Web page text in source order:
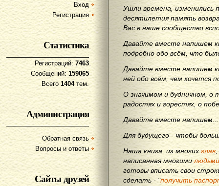
Вход
Регистрация
Статистика
Регистраций: 7463
Сообщений:159065
Всего 1404тем.
Администрация
Обратная связь
Вопросы и ответы
Сайты друзей
Ушли времена, изменились
десятилетия память
Вас в наше сообщество
Давайте вместе напишем
подробно обо всём, что
Давайте вместе напишем
ней обо всём, чем хочется
О значимом и будничном, о
радостях и горестях, о
Давайте вместе напишем...
Для будущего - чтобы
Наша книга, из многихглав
написанная многимилюдьми
готовы вписать свои
сделать - "получить